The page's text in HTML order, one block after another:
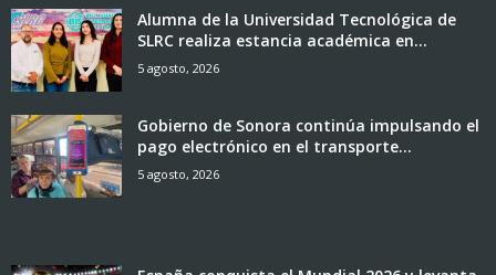
Alumna de la Universidad Tecnológica de
SLRC realiza estancia académica en...
5 agosto, 2026
Gobierno de Sonora continúa impulsando el
pago electrónico en el transporte...
5 agosto, 2026